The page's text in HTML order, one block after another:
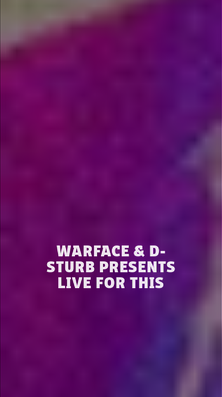
WARFACE & D-
STURB PRESENTS
LIVE FOR THIS